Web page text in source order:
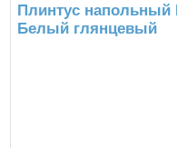
Плинтус напольный
Белый глянцевый